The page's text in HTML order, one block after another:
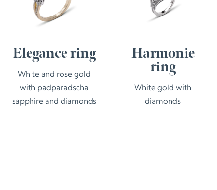
Elegance ring
White and rose gold
with padparadscha
sapphire and diamonds
Harmonie
ring
White gold with
diamonds